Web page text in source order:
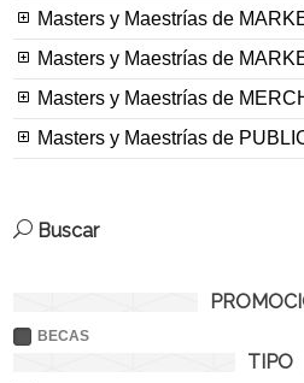
Masters y Maestrías de
Masters y Maestrías de
Masters y Maestrías de
Masters y Maestrías de
Buscar
BECAS
TIPO